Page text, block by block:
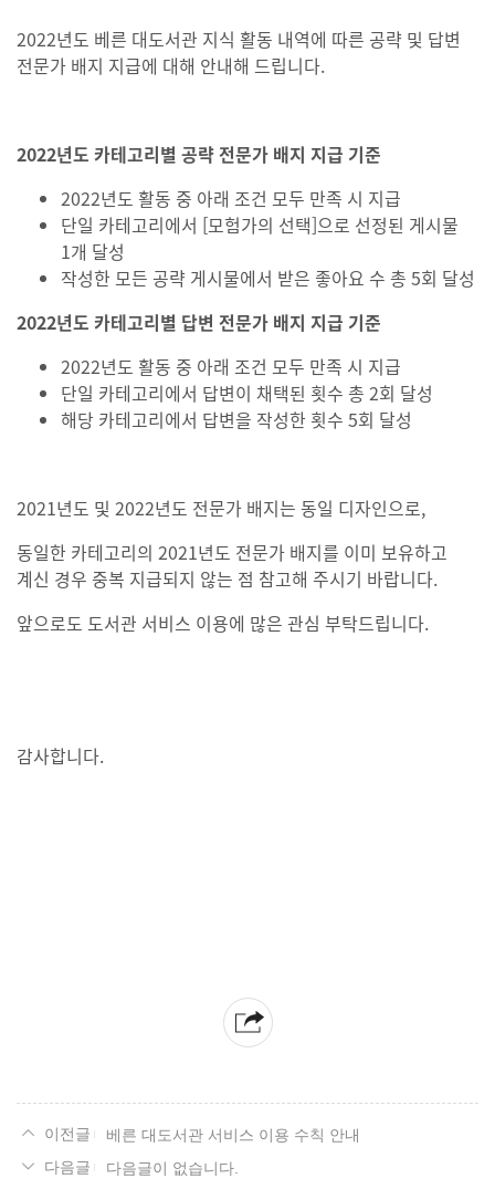
2022년도 베른 대도서관 지식 활동 내역에 따른 공략 및 답변
전문가 배지 지급에 대해 안내해 드립니다.
2022년도 카테고리별 공략 전문가 배지 지급 기준
2022년도 활동 중 아래 조건 모두 만족 시 지급
단일 카테고리에서 [모험가의 선택]으로 선정된 게시물
1개 달성
작성한 모든 공략 게시물에서 받은 좋아요 수 총 5회 달성
2022년도 카테고리별 답변 전문가 배지 지급 기준
2022년도 활동 중 아래 조건 모두 만족 시 지급
단일 카테고리에서 답변이 채택된 횟수 총 2회 달성
해당 카테고리에서 답변을 작성한 횟수 5회 달성
2021년도 및 2022년도 전문가 배지는 동일 디자인으로,
동일한 카테고리의 2021년도 전문가 배지를 이미 보유하고
계신 경우 중복 지급되지 않는 점 참고해 주시기 바랍니다.
앞으로도 도서관 서비스 이용에 많은 관심 부탁드립니다.
감사합니다.
베른 대도서관 서비스 이용 수칙 안내
다음글이 없습니다.